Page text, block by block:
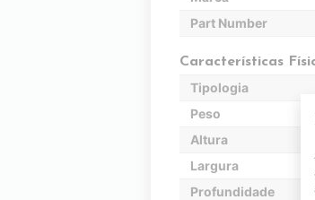
Part Number
Características
Tipologia
Peso
Altura
Largura
Profundidade